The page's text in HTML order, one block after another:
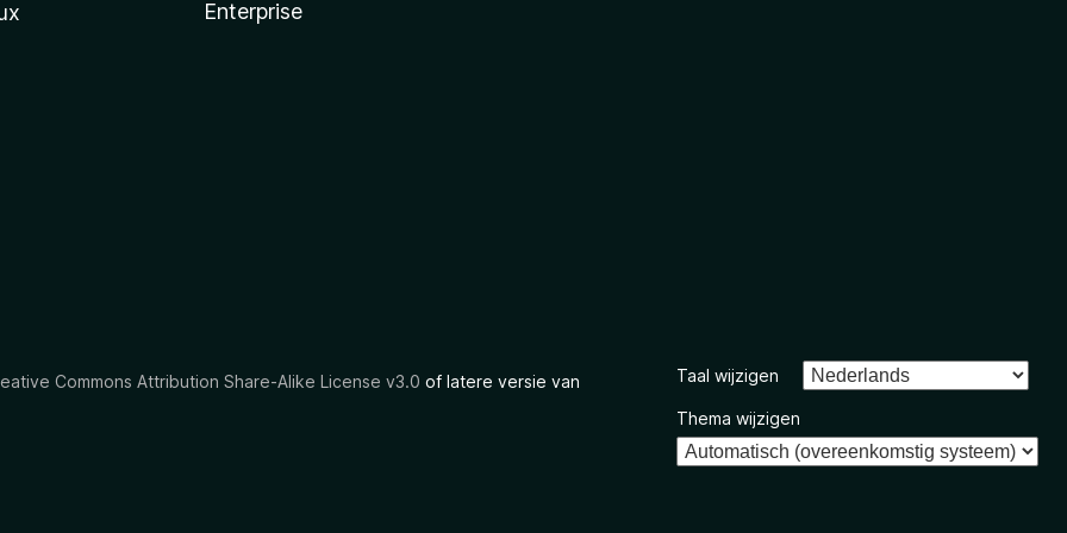
Enterprise
Commons Attribution Share-Alike License v3.0 of latere versie van Taal wijzigen
Thema wijzigen